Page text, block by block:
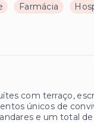
Farmácia
com terraço,
únicos de
e um total de